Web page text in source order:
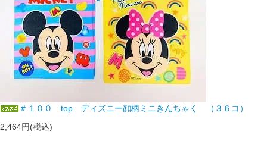
＃１００ top ディズニー顔柄ミニきんちゃく （３６コ）
2,464円(税込)